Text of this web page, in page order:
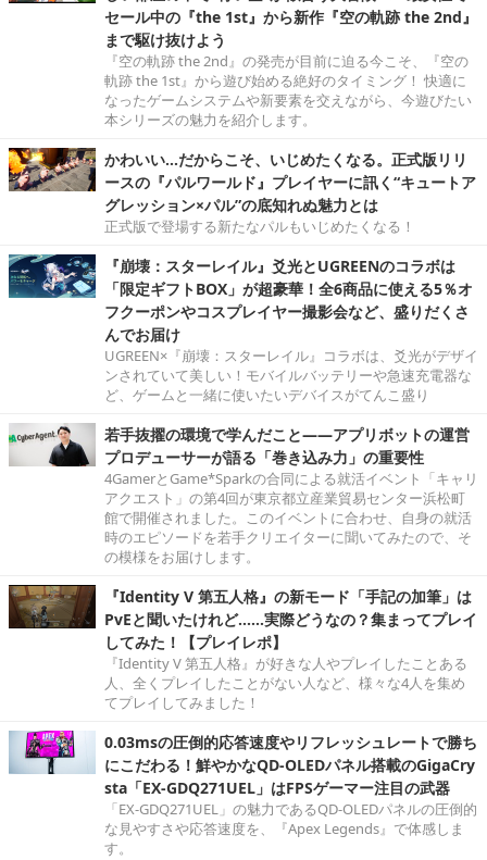
セール中の『the 1st』から新作『空の軌跡 the 2nd』
まで駆け抜けよう
『空の軌跡 the 2nd』の発売が目前に迫る今こそ、『空の
軌跡 the 1st』から遊び始める絶好のタイミング！ 快適に
なったゲームシステムや新要素を交えながら、今遊びたい
本シリーズの魅力を紹介します。
かわいい…だからこそ、いじめたくなる。正式版リリ
ースの『パルワールド』プレイヤーに訊く“キュートア
グレッション×パル”の底知れぬ魅力とは
正式版で登場する新たなパルもいじめたくなる！
『崩壊：スターレイル』爻光とUGREENのコラボは
「限定ギフトBOX」が超豪華！全6商品に使える5％オ
フクーポンやコスプレイヤー撮影会など、盛りだくさ
んでお届け
UGREEN×『崩壊：スターレイル』コラボは、爻光がデザイ
ンされていて美しい！モバイルバッテリーや急速充電器な
ど、ゲームと一緒に使いたいデバイスがてんこ盛り
若手抜擢の環境で学んだこと――アプリボットの運営
プロデューサーが語る「巻き込み力」の重要性
4GamerとGame*Sparkの合同による就活イベント「キャリ
アクエスト」の第4回が東京都立産業貿易センター浜松町
館で開催されました。このイベントに合わせ、自身の就活
時のエピソードを若手クリエイターに聞いてみたので、そ
の模様をお届けします。
『Identity V 第五人格』の新モード「手記の加筆」は
PvEと聞いたけれど……実際どうなの？集まってプレイ
してみた！【プレイレポ】
『Identity V 第五人格』が好きな人やプレイしたことある
人、全くプレイしたことがない人など、様々な4人を集め
てプレイしてみました！
0.03msの圧倒的応答速度やリフレッシュレートで勝ち
にこだわる！鮮やかなQD-OLEDパネル搭載のGigaCry
sta「EX-GDQ271UEL」はFPSゲーマー注目の武器
「EX-GDQ271UEL」の魅力であるQD-OLEDパネルの圧倒的
な見やすさや応答速度を、『Apex Legends』で体感しま
す。